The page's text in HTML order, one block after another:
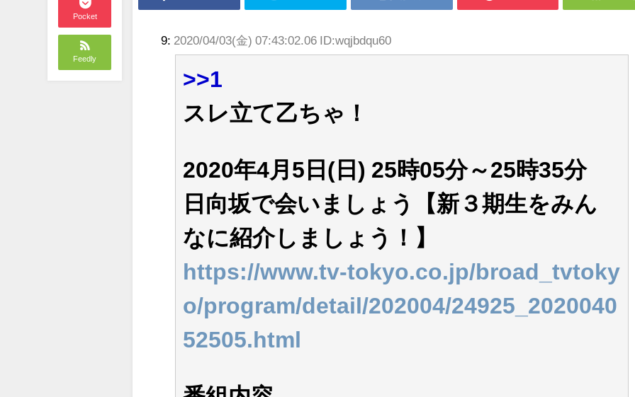
Pocket
Feedly
9: 2020/04/03(金) 07:43:02.06 ID:wqjbdqu60
>>1
スレ立て乙ちゃ！
2020年4月5日(日) 25時05分～25時35分
日向坂で会いましょう【新３期生をみん
なに紹介しましょう！】
https://www.tv-tokyo.co.jp/broad_tvtoky
o/program/detail/202004/24925_2020040
52505.html